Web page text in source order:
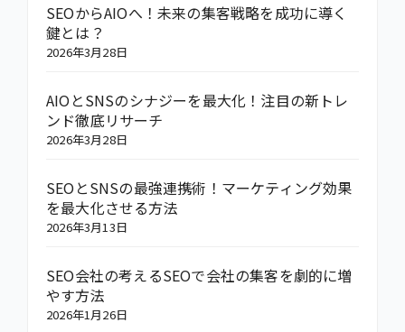
SEOからAIOへ！未来の集客戦略を成功に導く
鍵とは？
2026年3月28日
AIOとSNSのシナジーを最大化！注目の新トレ
ンド徹底リサーチ
2026年3月28日
SEOとSNSの最強連携術！マーケティング効果
を最大化させる方法
2026年3月13日
SEO会社の考えるSEOで会社の集客を劇的に増
やす方法
2026年1月26日